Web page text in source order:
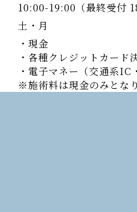
10:00-19:00（最終受付
土・月
・現金
・各種クレジットカード
・電子マネー（交通系
※施術料は現金のみとなり